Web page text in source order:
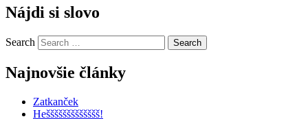
Nájdi si slovo
Search
Najnovšie články
Zatkanček
Heššššššššššššš!